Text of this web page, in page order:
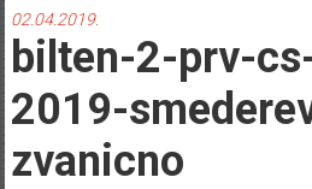
02.04.2019.
bilten-2-prv-
2019-
zvanicno